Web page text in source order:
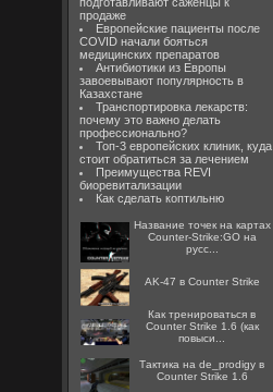
продаже
Европейские пациенты после
COVID начали бояться
медицинских препаратов
Антибиотики из Европы
завоевывают популярность в
Казахстане
Транспортировка лекарств:
почему это важно делать
профессионально?
Топ-3 европейских клиник, куда
стоит обратиться за лечением
Преимущества REVI
биоревитализации
Как сделать коптильню
Название точек на картах
Counter-Strike:GO на
русс...
AK-47 в Counter Strike
Как тренироваться в
Counter Strike 1.6 (как
повыси...
Тактика на de_prodigy в
Counter Strike 1.6